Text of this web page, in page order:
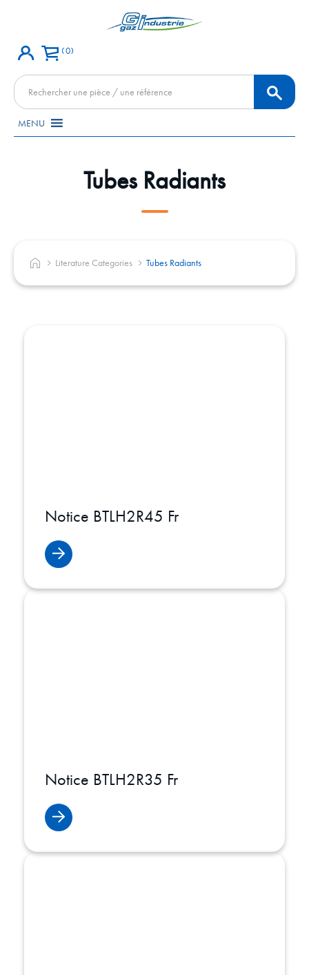
0
Recherche
de
produits
MENU
Tubes Radiants
Literature Categories Tubes Radiants
Notice BTLH2R45 Fr
Notice BTLH2R35 Fr